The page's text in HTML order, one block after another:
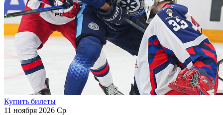
Купить билеты
11 ноября 2026 Ср